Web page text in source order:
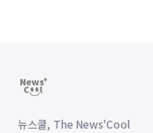
뉴스쿨, The News'Cool